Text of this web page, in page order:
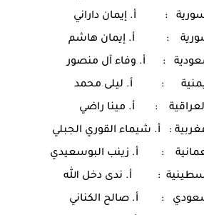
: أ. إيمان داراني
السورية : أ. إيمان هاشم
: أ. وفاء آل منصور
اليمنية : أ. ليلى محمد
العراقية : أ. مينا راضي
: أ. شيماء القوري الجبلي
: أ. زينب البوسعيدي
: أ. ندى دخل الله
: أ. صالح الكناني